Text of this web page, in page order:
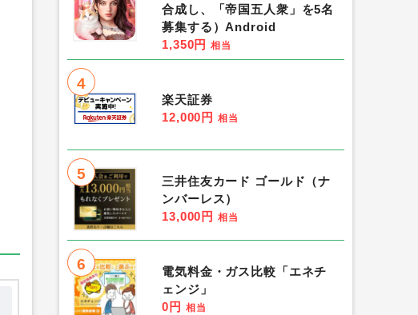
合成し、「帝国五人衆」を5名
募集する）Android
1,350円 相当
4
楽天証券
12,000円 相当
5
三井住友カード ゴールド（ナ
ンバーレス）
13,000円 相当
6
電気料金・ガス比較「エネチ
ェンジ」
0円 相当